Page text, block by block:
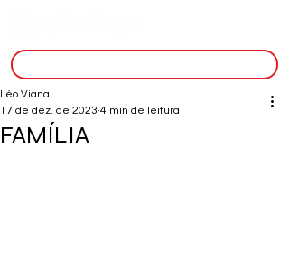
FAMÍLIA
Léo Viana
17 de dez. de 2023 4 min de leitura